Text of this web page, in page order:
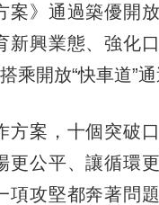
案》通過築優開
新興業態、強化
乘開放“快車道”通
案，十個突破口
更公平、讓循環
項攻堅都奔著問